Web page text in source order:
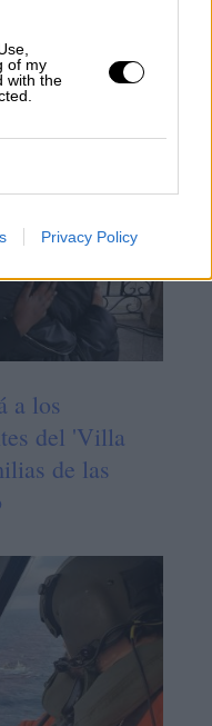
of my
with the
Privacy Policy
del
de los
a los
del 'Villa
de las